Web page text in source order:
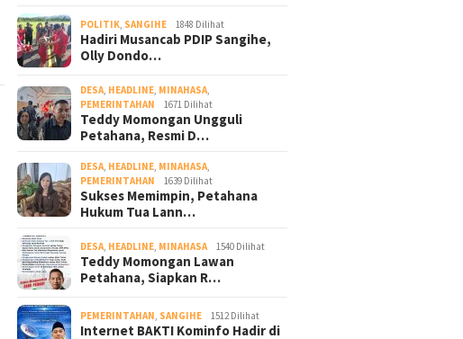
POLITIK, SANGIHE 1848 Dilihat
Hadiri Musancab PDIP Sangihe,
Olly Dondo…
DESA, HEADLINE, MINAHASA,
PEMERINTAHAN
1671 Dilihat
Teddy Momongan Ungguli
Petahana, Resmi D…
DESA, HEADLINE, MINAHASA,
PEMERINTAHAN
1639 Dilihat
Sukses Memimpin, Petahana
Hukum Tua Lann…
DESA, HEADLINE, MINAHASA 1540 Dilihat
Teddy Momongan Lawan
Petahana, Siapkan R…
PEMERINTAHAN, SANGIHE 1512 Dilihat
Internet BAKTI Kominfo Hadir di